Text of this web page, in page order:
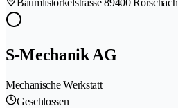
S-Mechanik AG
Mechanische Werkstatt
Geschlossen